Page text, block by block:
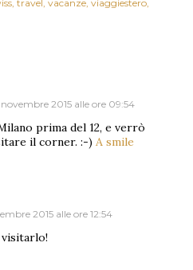
travel vacanze viaggiestero
2015 alle ore 09:54
prima del 12, e verrò
il corner. :-) A smile
2015 alle ore 12:54
visitarlo!